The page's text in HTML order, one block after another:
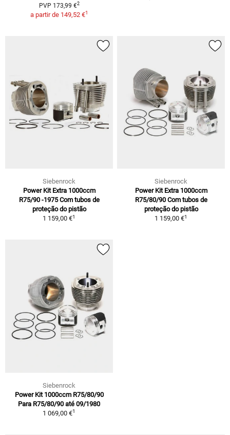
PVP 173,99 €2
a partir de 149,52 €1
Siebenrock
Power Kit Extra 1000ccm
R75/90 -1975 Com tubos de
proteção do pistão
1 159,00 €1
Siebenrock
Power Kit Extra 1000ccm
R75/80/90 Com tubos de
proteção do pistão
1 159,00 €1
Siebenrock
Power Kit 1000ccm R75/80/90
Para R75/80/90 até 09/1980
1 069,00 €1